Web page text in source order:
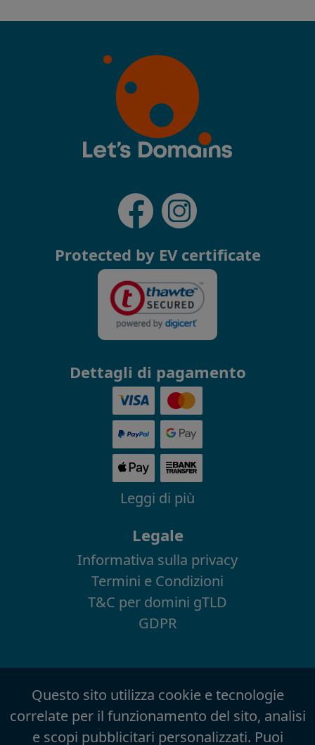
Protected by EV certificate
Dettagli di pagamento
Leggi di più
Legale
Informativa sulla privacy
Termini e Condizioni
T&C per domini gTLD
GDPR
Questo sito utilizza cookie e tecnologie
correlate per il funzionamento del sito, analisi
e scopi pubblicitari personalizzati. Puoi